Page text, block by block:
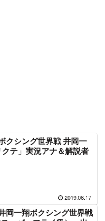
クシング世界戦 井岡一
テ」実況アナ＆解説者
2019.06.17
岡一翔ボクシング世界戦